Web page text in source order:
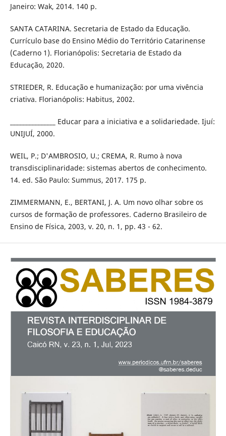
Janeiro: Wak, 2014. 140 p.
SANTA CATARINA. Secretaria de Estado da Educação.
Currículo base do Ensino Médio do Território Catarinense
(Caderno 1). Florianópolis: Secretaria de Estado da
Educação, 2020.
STRIEDER, R. Educação e humanização: por uma vivência
criativa. Florianópolis: Habitus, 2002.
_______________ Educar para a iniciativa e a solidariedade. Ijuí:
UNIJUÍ, 2000.
WEIL, P.; D'AMBROSIO, U.; CREMA, R. Rumo à nova
transdisciplinaridade: sistemas abertos de conhecimento.
14. ed. São Paulo: Summus, 2017. 175 p.
ZIMMERMANN, E., BERTANI, J. A. Um novo olhar sobre os
cursos de formação de professores. Caderno Brasileiro de
Ensino de Física, 2003, v. 20, n. 1, pp. 43 - 62.